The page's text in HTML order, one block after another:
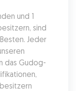
und 1
sind
Jeder
das Gudog-